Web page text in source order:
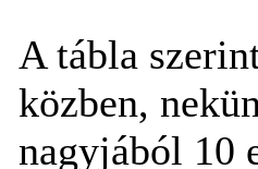
A tábla
közben,
nagyjából 10